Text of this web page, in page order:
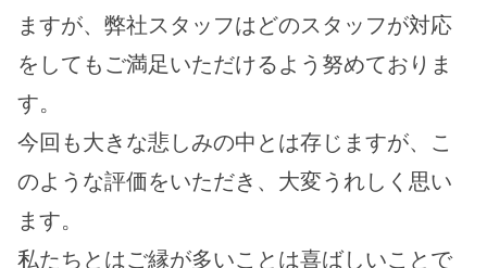
ますが、弊社スタッフはどのスタッフが対応
をしてもご満足いただけるよう努めておりま
す。
今回も大きな悲しみの中とは存じますが、こ
のような評価をいただき、大変うれしく思い
ます。
私たちとはご縁が多いことは喜ばしいことで